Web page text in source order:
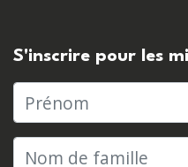
S'inscrire pour les
Prénom
Nom de famille